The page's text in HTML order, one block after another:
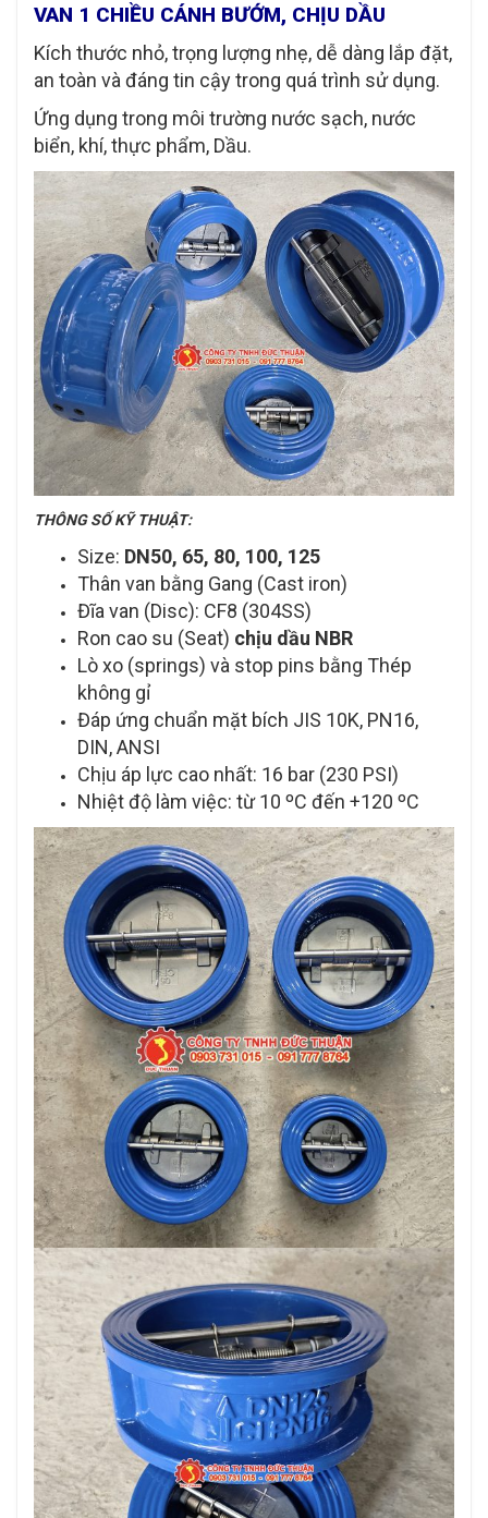
VAN 1 CHIỀU CÁNH BƯỚM, CHỊU DẦU
Kích thước nhỏ, trọng lượng nhẹ, dễ dàng lắp đặt,
an toàn và đáng tin cậy trong quá trình sử dụng.
Ứng dụng trong môi trường nước sạch, nước
biển, khí, thực phẩm, Dầu.
THÔNG SỐ KỸ THUẬT:
Size: DN50, 65, 80, 100, 125
Thân van bằng Gang (Cast iron)
Đĩa van (Disc): CF8 (304SS)
Ron cao su (Seat) chịu dầu NBR
Lò xo (springs) và stop pins bằng Thép
không gỉ
Đáp ứng chuẩn mặt bích JIS 10K, PN16,
DIN, ANSI
Chịu áp lực cao nhất: 16 bar (230 PSI)
Nhiệt độ làm việc: từ 10 ºC đến +120 ºC